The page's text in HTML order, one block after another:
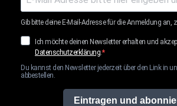
Gib bitte deine E-Mail-Adresse für die Anmeldung an,
Ich möchte deinen Newsletter erhalten und
Datenschutzerklärung
Du kannst den Newsletter jederzeit über den Link in
abbestellen.
Eintragen und